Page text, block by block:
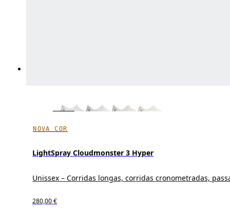
NOVA COR
LightSpray Cloudmonster 3 Hyper
Unissex – Corridas longas, corridas cronometradas,
280,00 €